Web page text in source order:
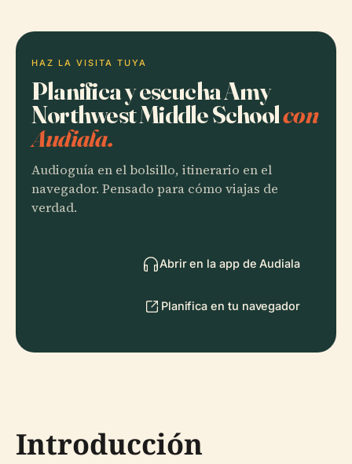
HAZ LA VISITA TUYA
Planifica y escucha Amy
Northwest Middle Schoolcon
Audiala.
Audioguía en el bolsillo, itinerario en el
navegador. Pensado para cómo viajas de
verdad.
Abrir en la app de Audiala
Planifica en tu navegador
Introducción